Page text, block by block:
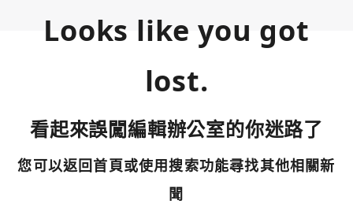
Looks like you got
lost.
看起來誤闖編輯辦公室的你迷路了
您可以返回首頁或使用搜索功能尋找其他相關新
聞
使用以下帳號繼續
您已閒置5分鐘，請點擊關閉按鈕或空白處，即可回到加密